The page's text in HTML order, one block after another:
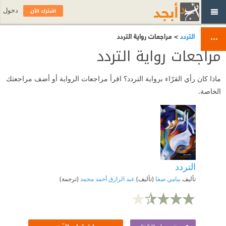
التردد> مراجعات رواية التردد
مراجعات رواية التردد
ماذا كان رأي القرّاء برواية التردد؟ اقرأ مراجعات الرواية أو أضف مراجعتك
الخاصة.
التردد
تأليفبيامي صفا (تأليف) عبد الرازق أحمد محمد (ترجمة)
اشترك الآن دخول